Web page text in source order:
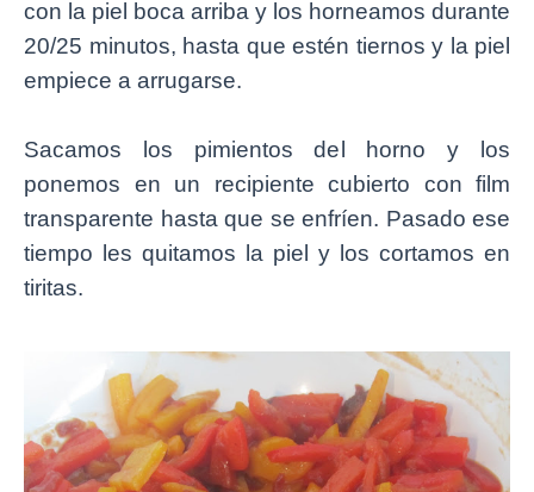
con la piel boca arriba y los horneamos durante
20/25 minutos, hasta que estén tiernos y la piel
empiece a arrugarse.
Sacamos los pimientos del horno y los
ponemos en un recipiente cubierto con film
transparente hasta que se enfríen. Pasado ese
tiempo les quitamos la piel y los cortamos en
tiritas.